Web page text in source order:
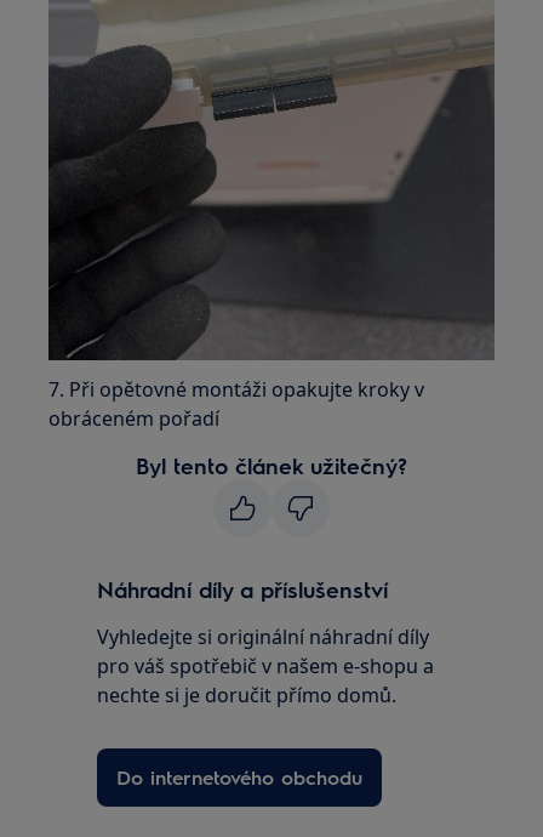
7. Při opětovné montáži opakujte kroky v
obráceném pořadí
Byl tento článek užitečný?
Náhradní díly a příslušenství
Vyhledejte si originální náhradní díly
pro váš spotřebič v našem e-shopu a
nechte si je doručit přímo domů.
Do internetového obchodu